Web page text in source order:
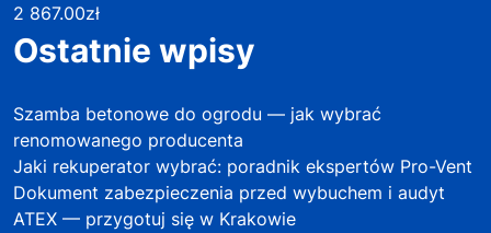
2 867.00zł
Ostatnie wpisy
Szamba betonowe do ogrodu — jak wybrać
renomowanego producenta
Jaki rekuperator wybrać: poradnik ekspertów Pro-Vent
Dokument zabezpieczenia przed wybuchem i audyt
ATEX — przygotuj się w Krakowie